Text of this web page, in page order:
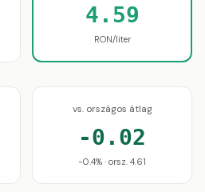
4.59
RON/liter
vs. országos átlag
-0.02
-0.4% · orsz. 4.61